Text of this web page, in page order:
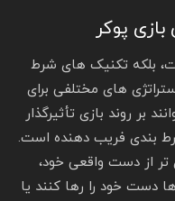
پوکر
بلکه تکنیک های شرط
های مختلفی برای
بر روند بازی تأثیرگذار
بندی فریب دهنده است.
تر از دست واقعی خود،
دست خود را رها کنند یا